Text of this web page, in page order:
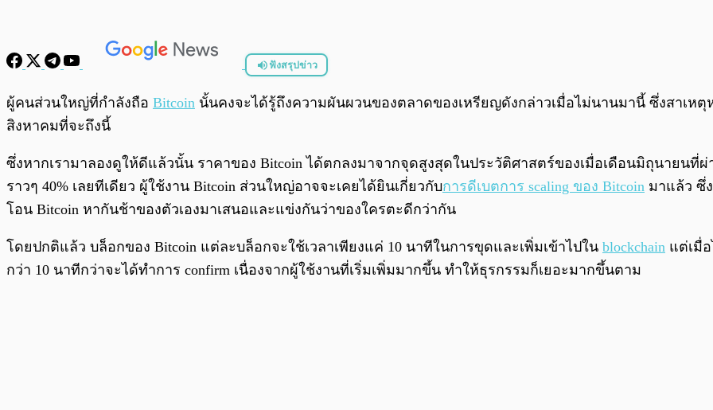
ฟังสรุปข่าว
พร้อมเล่น
ผู้คนส่วนใหญ่ที่กำลังถือ Bitcoin นั้นคงจะได้รู้ถึงความผันผวนของตลาดของเหรียญดังกล่าวเมื่อไม่นานมานี้ ซึ่งสาเหตุ
สิงหาคมที่จะถึงนี้
ซึ่งหากเรามาลองดูให้ดีแล้วนั้น ราคาของ Bitcoin ได้ตกลงมาจากจุดสูงสุดในประวัติศาสตร์ของเมื่อเดือนมิถุนายนที่
ราวๆ 40% เลยทีเดียว ผู้ใช้งาน Bitcoin ส่วนใหญ่อาจจะเคยได้ยินเกี่ยวกับการดีเบตการ scaling ของ Bitcoin มาแล้ว ซึ่
โอน Bitcoin หากันช้าของตัวเองมาเสนอและแข่งกันว่าของใครตะดีกว่ากัน
โดยปกติแล้ว บล็อกของ Bitcoin แต่ละบล็อกจะใช้เวลาเพียงแค่ 10 นาทีในการขุดและเพิ่มเข้าไปใน blockchain แต่เมื่
กว่า 10 นาทีกว่าจะได้ทำการ confirm เนื่องจากผู้ใช้งานที่เริ่มเพิ่มมากขึ้น ทำให้ธุรกรรมก็เยอะมากขึ้นตาม